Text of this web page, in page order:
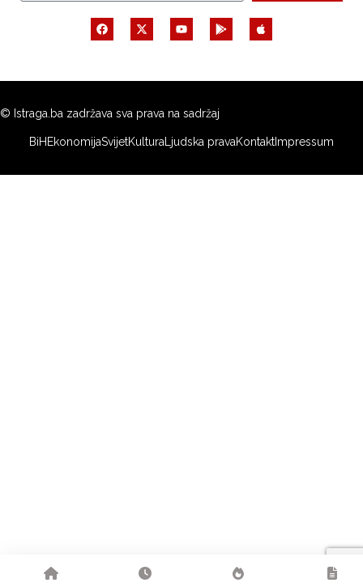
© Istraga.ba zadržava sva prava na sadržaj
BiH EkonomijaSvijetKulturaLjudska pravaKontakt Impressum